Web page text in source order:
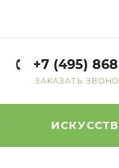
+7 (495)
ЗАКАЗАТЬ